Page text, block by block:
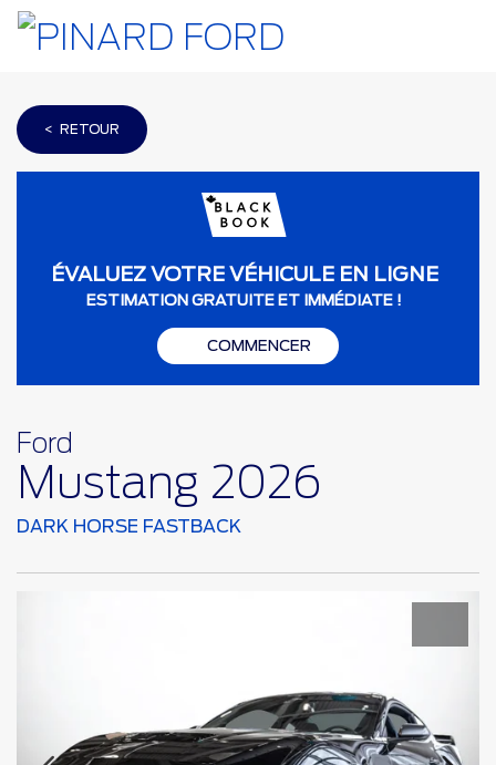
< RETOUR
ÉVALUEZ VOTRE VÉHICULE EN LIGNE
ESTIMATION GRATUITE ET IMMÉDIATE !
COMMENCER
Ford
Mustang 2026
DARK HORSE FASTBACK